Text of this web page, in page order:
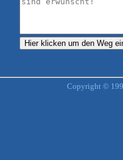
Copyright ©